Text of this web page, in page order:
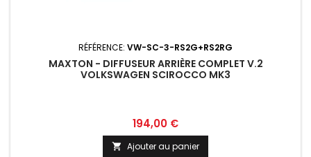
RÉFÉRENCE: VW-SC-3-RS2G+RS2RG
MAXTON - DIFFUSEUR ARRIÈRE COMPLET V.2
VOLKSWAGEN SCIROCCO MK3
Prix
194,00 €
 Ajouter au panier